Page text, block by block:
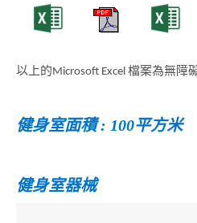
以上的Microsoft Excel 檔案為無障
健身室面積 : 100平方米
健身室器械